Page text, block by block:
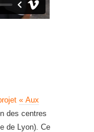
« Aux
des centres
de Lyon). Ce